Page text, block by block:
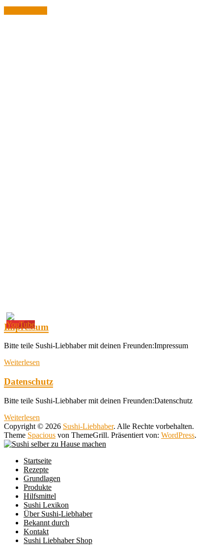
Impressum
Bitte teile Sushi-Liebhaber mit deinen Freunden:Impressum
Weiterlesen
Datenschutz
Bitte teile Sushi-Liebhaber mit deinen Freunden:Datenschutz
Weiterlesen
Copyright © 2026 Sushi-Liebhaber. Alle Rechte vorbehalten.
Theme Spacious von ThemeGrill. Präsentiert von: WordPress.
Startseite
Rezepte
Grundlagen
Produkte
Hilfsmittel
Sushi Lexikon
Über Sushi-Liebhaber
Bekannt durch
Kontakt
Sushi Liebhaber Shop